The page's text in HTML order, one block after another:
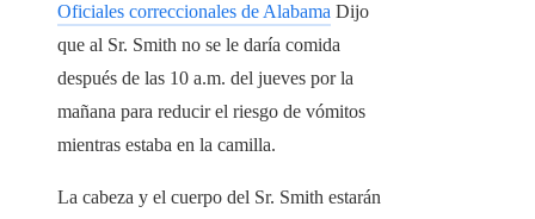
Oficiales correccionales de Alabama Dijo
que al Sr. Smith no se le daría comida
después de las 10 a.m. del jueves por la
mañana para reducir el riesgo de vómitos
mientras estaba en la camilla.
La cabeza y el cuerpo del Sr. Smith estarán